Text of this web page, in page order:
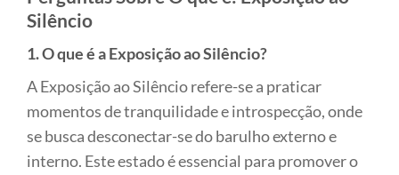
Silêncio
1. O que é a Exposição ao Silêncio?
A Exposição ao Silêncio refere-se a praticar
momentos de tranquilidade e introspecção, onde
se busca desconectar-se do barulho externo e
interno. Este estado é essencial para promover o